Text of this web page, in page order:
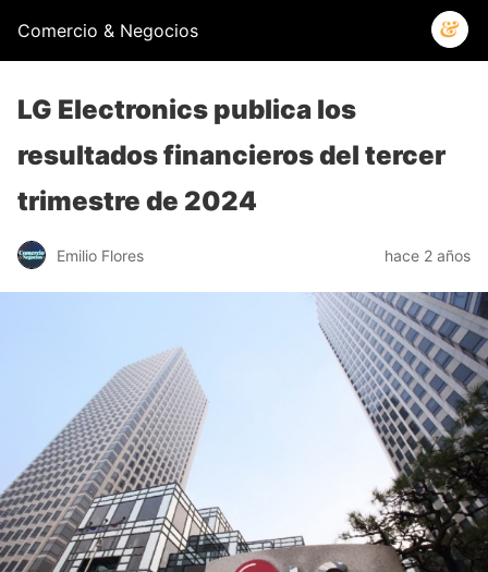
Comercio & Negocios
LG Electronics publica los
resultados financieros del tercer
trimestre de 2024
Emilio Flores hace 2 años